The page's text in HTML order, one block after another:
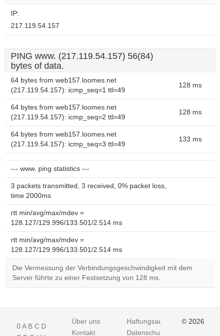
IP:
217.119.54.157
PING www. (217.119.54.157) 56(84)
bytes of data.
64 bytes from web157.loomes.net
(217.119.54.157): icmp_seq=1 ttl=49
128 ms
64 bytes from web157.loomes.net
(217.119.54.157): icmp_seq=2 ttl=49
128 ms
64 bytes from web157.loomes.net
(217.119.54.157): icmp_seq=3 ttl=49
133 ms
--- www. ping statistics ---
3 packets transmitted, 3 received, 0% packet loss,
time 2000ms
rtt min/avg/max/mdev =
128.127/129.996/133.501/2.514 ms
rtt min/avg/max/mdev =
128.127/129.996/133.501/2.514 ms
Die Vermessung der Verbindungsgeschwindigkeit mit dem
Server führte zu einer Festsetzung von 128 ms.
0A B C D
Über uns
Kontakt
Haftungsausschluss
Datenschutz
© 2026